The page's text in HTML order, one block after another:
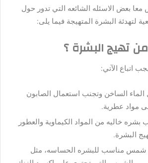
بعض الاسئله الشائعه التي تدور حول
لتهدئة البشرة المتهيجة فيما يلى:
تهيج البشرة ؟
اتباع الآتي:
الساخن وتجنب استعمال الصابون
مواد عطرية.
خاليه من المواد الكيماوية والعطور
البشرة.
شمس مناسب للبشره الحساسه، مثل